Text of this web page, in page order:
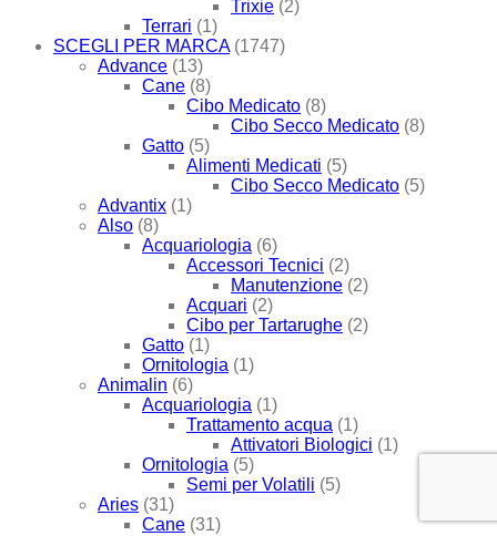
Trixie (2)
Terrari (1)
SCEGLI PER MARCA (1747)
Advance (13)
Cane (8)
Cibo Medicato (8)
Cibo Secco Medicato (8)
Gatto (5)
Alimenti Medicati (5)
Cibo Secco Medicato (5)
Advantix (1)
Also (8)
Acquariologia (6)
Accessori Tecnici (2)
Manutenzione (2)
Acquari (2)
Cibo per Tartarughe (2)
Gatto (1)
Ornitologia (1)
Animalin (6)
Acquariologia (1)
Trattamento acqua (1)
Attivatori Biologici (1)
Ornitologia (5)
Semi per Volatili (5)
Aries (31)
Cane (31)